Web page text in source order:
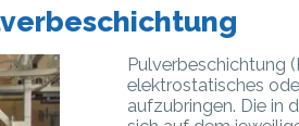
Pulverbeschichtung
elektrostatisches
aufzubringen. Die in